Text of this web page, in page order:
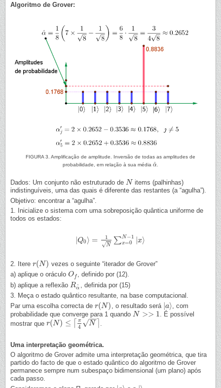
Algoritmo de Grover:
FIGURA 3. Amplificação de amplitude. Inversão de todas as amplitudes de
probabilidade, em relação à sua média α
^
α^.
Dados: Um conjunto não estruturado de N
N items (palhinhas)
indistinguíveis, uma das quais é diferente das restantes (a “agulha”).
Objetivo: encontrar a “agulha”.
1. Inicialize o sistema com uma sobreposição quântica uniforme de
todos os estados:
Q0 ⟩ = 1
N
√ ∑N−1
x=0 |x⟩
Q0⟩ = 1N ∑x=0 N −1 x⟩
2. Itere r(N )
r(N)
vezes o seguinte “iterador de Grover”
a) aplique o oráculo O f
Of , definido por (12).
b) aplique a reflexão Rα
^
Rα^ , definida por (15)
3. Meça o estado quântico resultante, na base computacional.
Par uma escolha correcta de r(N )
r(N) , o resultado será a⟩
a⟩
, com
probabilidade que converge para 1 quando N >> 1
N>>1
. É possível
mostrar que r(N ) ≤ π
4 N
−−
√
r(N)≤ ⌈ π4
Uma interpretação geométrica.
O algoritmo de Grover admite uma interpretação geométrica, que tira
partido do facto de que o estado quântico do algoritmo de Grover
permanece sempre num subespaço bidimensional (um plano) após
cada passo.